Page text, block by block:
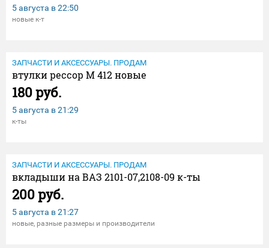
5 августа в22:50
новые к-т
ЗАПЧАСТИ И АКСЕССУАРЫ. ПРОДАМ
втулки рессор М 412 новые
180 руб.
5 августа в21:29
к-ты
ЗАПЧАСТИ И АКСЕССУАРЫ. ПРОДАМ
вкладыши на ВАЗ 2101-07,2108-09 к-ты
200 руб.
5 августа в21:27
новые, разные размеры и производители